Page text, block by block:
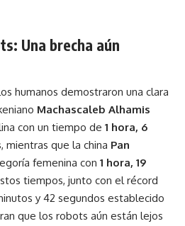
Una brecha aún
humanos demostraron una clara
Machascaleb Alhamis
con un tiempo de 1 hora, 6
, mientras que la china Pan
femenina con 1 hora, 19
tiempos, junto con el récord
y 42 segundos establecido
que los robots aún están lejos